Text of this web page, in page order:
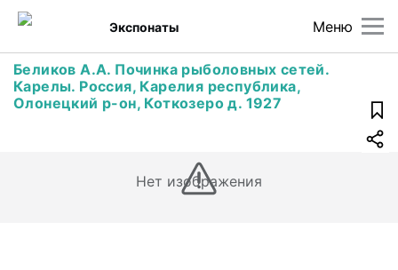
Меню
Экспонаты
Беликов А.А. Починка рыболовных сетей.
Карелы. Россия, Карелия республика,
Олонецкий р-он, Коткозеро д. 1927
Нет изображения